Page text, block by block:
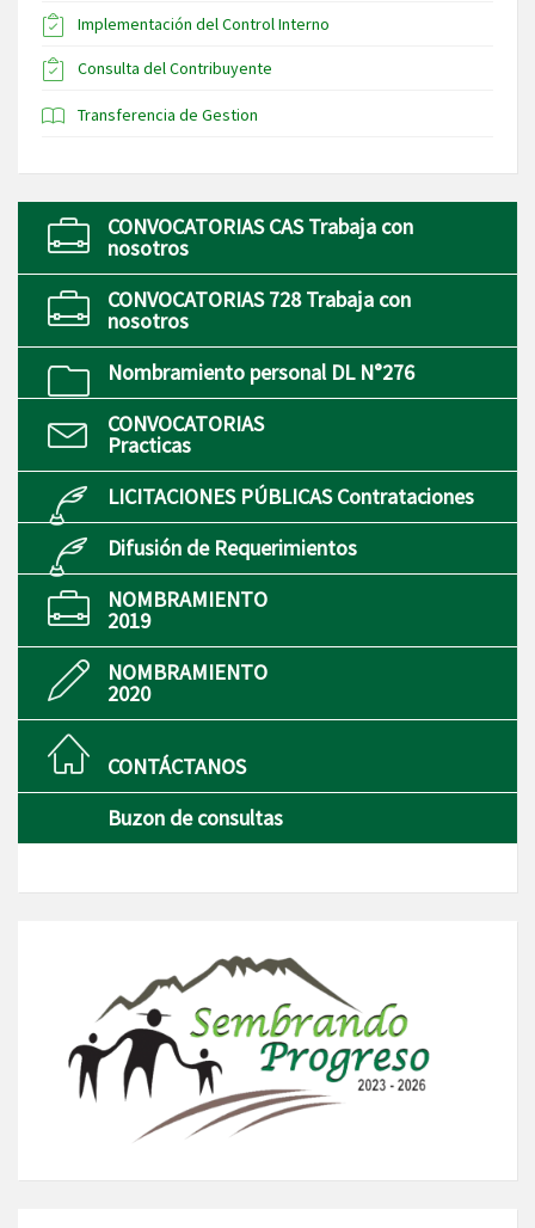
Implementación del Control Interno
Consulta del Contribuyente
Transferencia de Gestion
CONVOCATORIAS CAS Trabaja con
nosotros
CONVOCATORIAS 728 Trabaja con
nosotros
Nombramiento personal DL N°276
CONVOCATORIAS
Practicas
LICITACIONES PÚBLICAS Contrataciones
Difusión de Requerimientos
NOMBRAMIENTO
2019
NOMBRAMIENTO
2020
CONTÁCTANOS
Buzon de consultas